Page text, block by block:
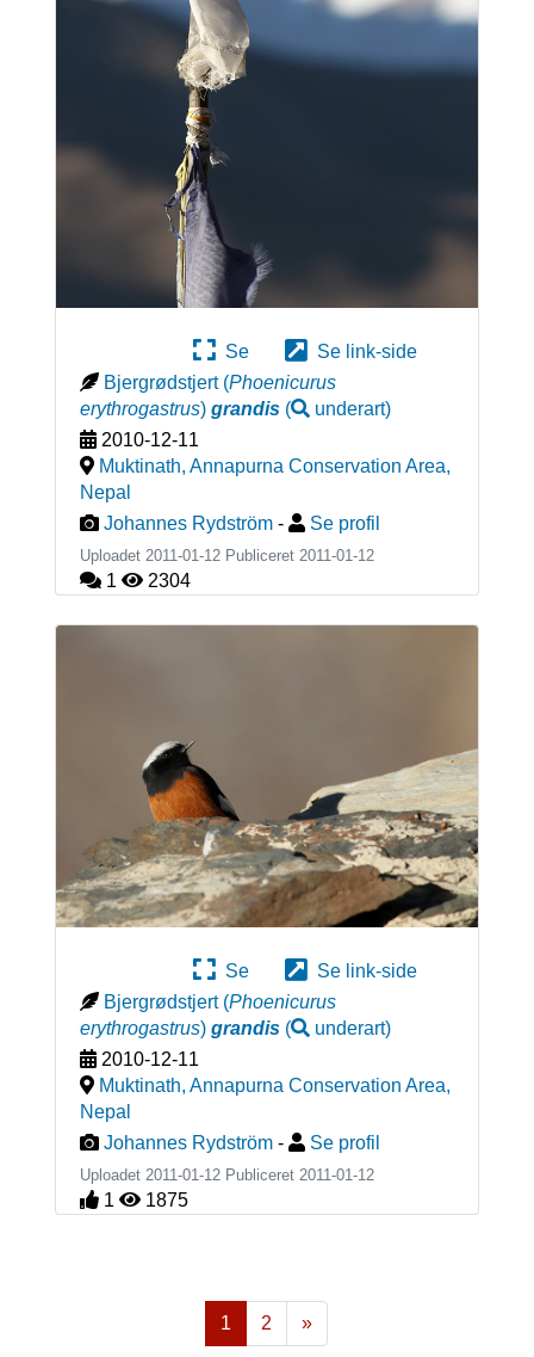
Se
Se link-side
Bjergrødstjert (Phoenicurus
erythrogastrus) grandis( underart)
2010-12-11
Muktinath, Annapurna Conservation Area,
Nepal
Johannes Rydström - Se profil
Uploadet 2011-01-12 Publiceret 2011-01-12
1 2304
Se
Se link-side
Bjergrødstjert (Phoenicurus
erythrogastrus) grandis( underart)
2010-12-11
Muktinath, Annapurna Conservation Area,
Nepal
Johannes Rydström - Se profil
Uploadet 2011-01-12 Publiceret 2011-01-12
1 1875
1 2
»
Næste